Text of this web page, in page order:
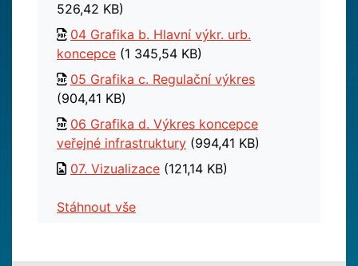
526,42 KB)
04 Grafika b. Hlavní výkr. urb.
koncepce (1 345,54 KB)
05 Grafika c. Regulační výkres
(904,41 KB)
06 Grafika d. Výkres koncepce
veřejné infrastruktury (994,41 KB)
07. Vizualizace (121,14 KB)
Stáhnout vše